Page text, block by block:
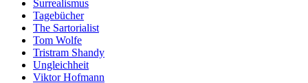
Surrealismus
Tagebücher
The Sartorialist
Tom Wolfe
Tristram Shandy
Ungleichheit
Viktor Hofmann